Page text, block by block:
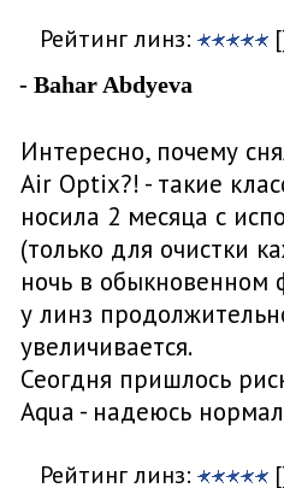
Рейтинг линз:
- Bahar Abdyeva
Интересно, почему
Air Optix?! - такие
носила 2 месяца с
(только для очистки
ночь в обыкновенном
у линз
увеличивается.
Сеогдня пришлось
Aqua - надеюсь
Рейтинг линз: